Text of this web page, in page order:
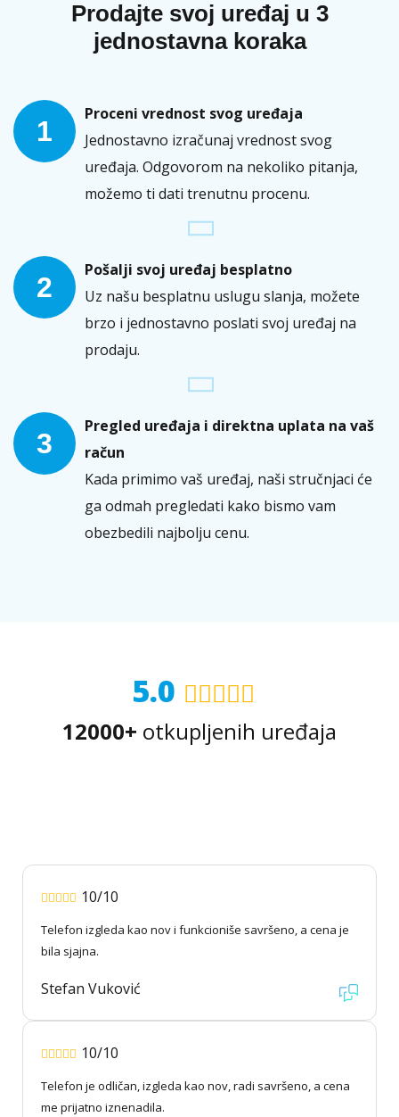
Prodajte svoj uređaj u 3
jednostavna koraka
1
Proceni vrednost svog uređaja
Jednostavno izračunaj vrednost svog
uređaja. Odgovorom na nekoliko pitanja,
možemo ti dati trenutnu procenu.
2
Pošalji svoj uređaj besplatno
Uz našu besplatnu uslugu slanja, možete
brzo i jednostavno poslati svoj uređaj na
prodaju.
3
Pregled uređaja i direktna uplata na vaš
račun
Kada primimo vaš uređaj, naši stručnjaci će
ga odmah pregledati kako bismo vam
obezbedili najbolju cenu.
5.0
12000+ otkupljenih uređaja
10/10
Telefon izgleda kao nov i funkcioniše savršeno, a cena je
bila sjajna.
Stefan Vuković
10/10
Telefon je odličan, izgleda kao nov, radi savršeno, a cena
me prijatno iznenadila.